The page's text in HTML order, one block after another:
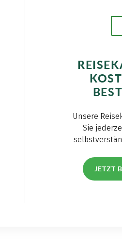
Unsere
Sie
JETZT